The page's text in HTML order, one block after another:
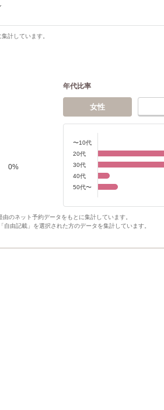
計しています。
0%
年代比率
女性
〜10代
20代
30代
40代
50代〜
のネット予約データをもとに集計しています。
由記載」を選択された方のデータを集計しています。